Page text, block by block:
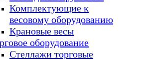
Комплектующие к
весовому оборудованию
Крановые весы
оборудование
Стеллажи торговые